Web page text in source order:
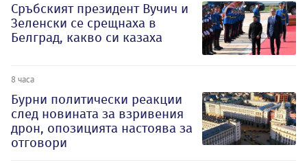
Сръбският президент Вучич и
Зеленски се срещнаха в
Белград, какво си казаха
8 часа
Бурни политически реакции
след новината за взривения
дрон, опозицията настоява за
отговори